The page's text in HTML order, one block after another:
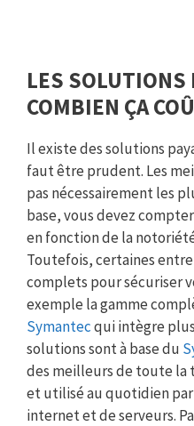
LES SOLUTIONS
COMBIEN ÇA
Il existe des solutions
faut être prudent. Les
pas nécessairement les
base, vous devez
en fonction de la
Toutefois, certaines
complets pour sécuriser
exemple la gamme
Symantecqui intègre
solutions sont à base du
des meilleurs de toute la
et utilisé au quotidien
internet et de serveurs.